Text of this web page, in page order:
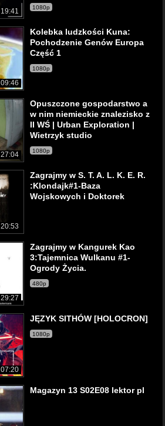
19:41 1080p
09:46
Kolebka ludzkości Kuna:
Pochodzenie Genów Europa
Część 1
1080p
27:04
Opuszczone gospodarstwo a
w nim niemieckie znalezisko z
II WŚ | Urban Exploration |
Wietrzyk studio
1080p
20:53
Zagrajmy w S. T. A. L. K. E. R.
:Klondajk#1-Baza
Wojskowych i Doktorek
29:27
Zagrajmy w Kangurek Kao
3:Tajemnica Wulkanu #1-
Ogrody Życia.
480p
07:20
JĘZYK SITHÓW [HOLOCRON]
1080p
Magazyn 13 S02E08 lektor pl